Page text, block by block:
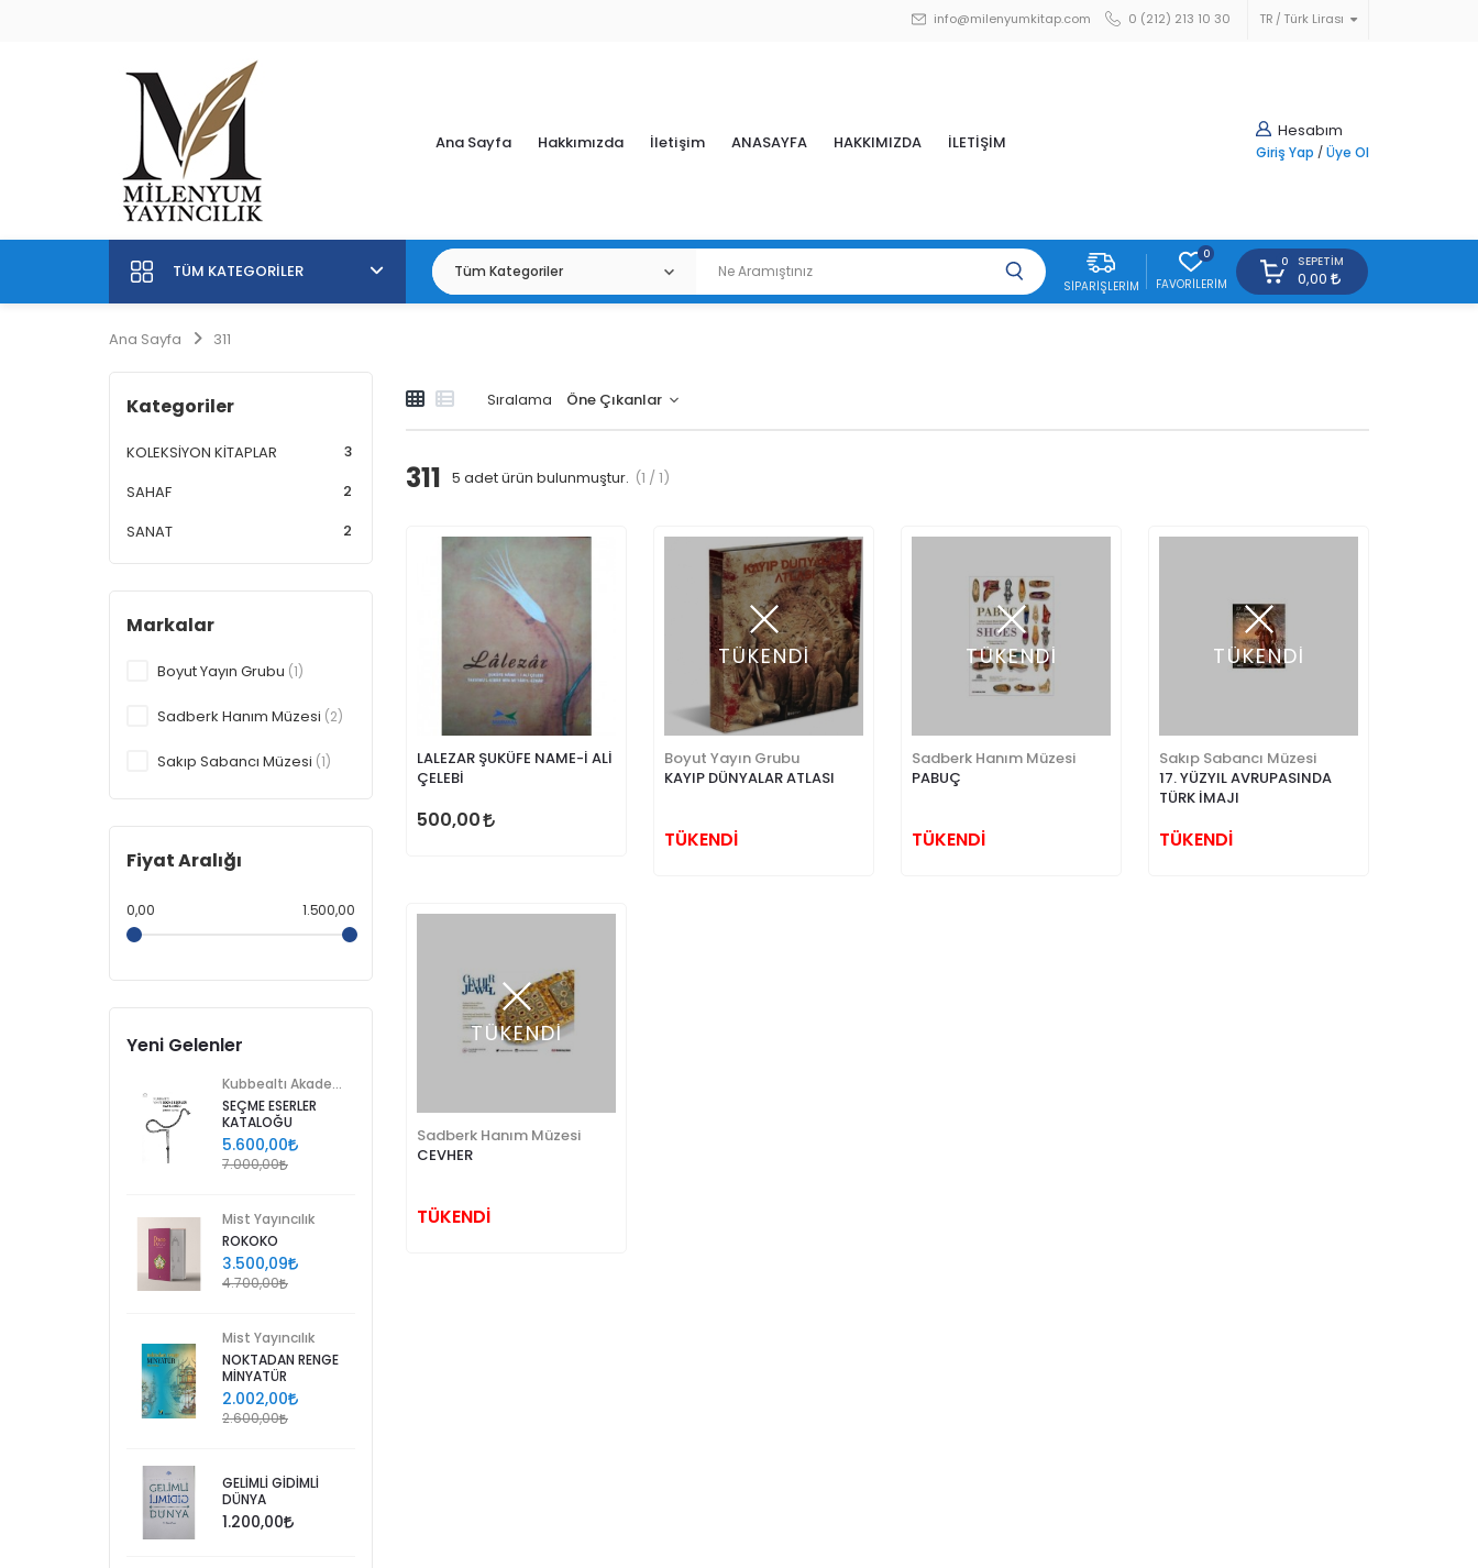
TR Türk Lirası
info@milenyumkitap.com 0 (212) 213 10 30
Hesabım
Giriş Yap / Üye Ol
Ana Sayfa Hakkımızda İletişim ANASAYFA HAKKIMIZDA İLETİŞİM
TÜM KATEGORILER
SIPARIŞLERIM
0
FAVORILERIM
0 SEPETIM
0,00
Ana Sayfa 311
Sıralama
311 5 adet ürün bulunmuştur. (1 / 1)
LALEZAR ŞUKÜFE NAME-İ ALİ
ÇELEBİ
500,00
TÜKENDİ
Boyut Yayın Grubu
KAYIP DÜNYALAR ATLASI
TÜKENDİ
TÜKENDİ
Sadberk Hanım Müzesi
PABUÇ
TÜKENDİ
TÜKENDİ
Sakıp Sabancı Müzesi
17. YÜZYIL AVRUPASINDA
TÜRK İMAJI
TÜKENDİ
TÜKENDİ
Sadberk Hanım Müzesi
CEVHER
TÜKENDİ
Kategoriler
KOLEKSİYON KİTAPLAR 3
SAHAF 2
SANAT 2
Markalar
Boyut Yayın Grubu (1)
Sadberk Hanım Müzesi (2)
Sakıp Sabancı Müzesi (1)
Fiyat Aralığı
0,00 1.500,00
Yeni Gelenler
SEÇME ESERLER
KATALOĞU
5.600,00
7.000,00
Mist Yayıncılık
ROKOKO
3.500,09
4.700,00
Mist Yayıncılık
NOKTADAN RENGE
MİNYATÜR
2.002,00
2.600,00
GELİMLİ GİDİMLİ
DÜNYA
1.200,00